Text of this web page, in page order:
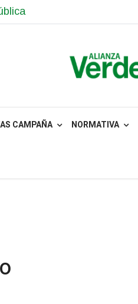
CAMPAÑA NORMATIVA